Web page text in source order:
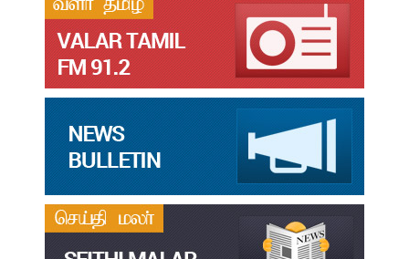
Jul
31
தமிழ்க்கலை – தமிழியல் காலாண்டு ஆய்விதழ் – 2025
Jul
31
தமிழ்க்கலை – தமிழியல் காலாண்டு ஆய்விதழ் – 2024
Jul
31
தமிழ்க்கலை – தமிழியல் காலாண்டு ஆய்விதழ் – 2023
Jul தமிழ்க்கலை – தமிழியல் காலாண்டு ஆய்விதழ் – 2022